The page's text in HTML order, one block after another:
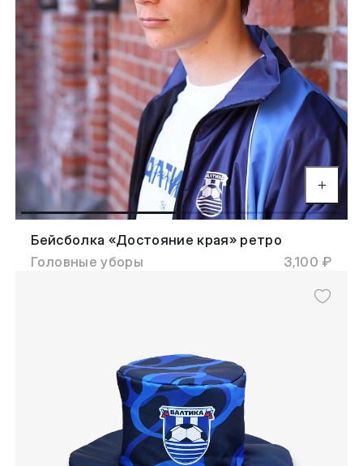
Бейсболка «Достояние края» ретро
Головные уборы
3,100 ₽